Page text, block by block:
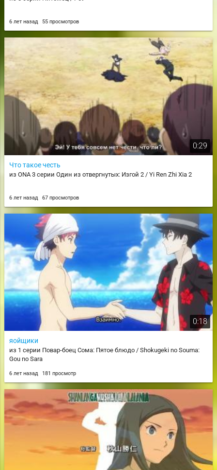
6 лет назад 55 просмотров
0:29
Что такое честь
из ONA 3 серии Один из отвергнутых: Изгой 2 / Yi Ren Zhi Xia 2
6 лет назад 67 просмотров
0:18
яойщики
из 1 серии Повар-боец Сома: Пятое блюдо / Shokugeki no Souma:
Gou no Sara
6 лет назад 181 просмотр